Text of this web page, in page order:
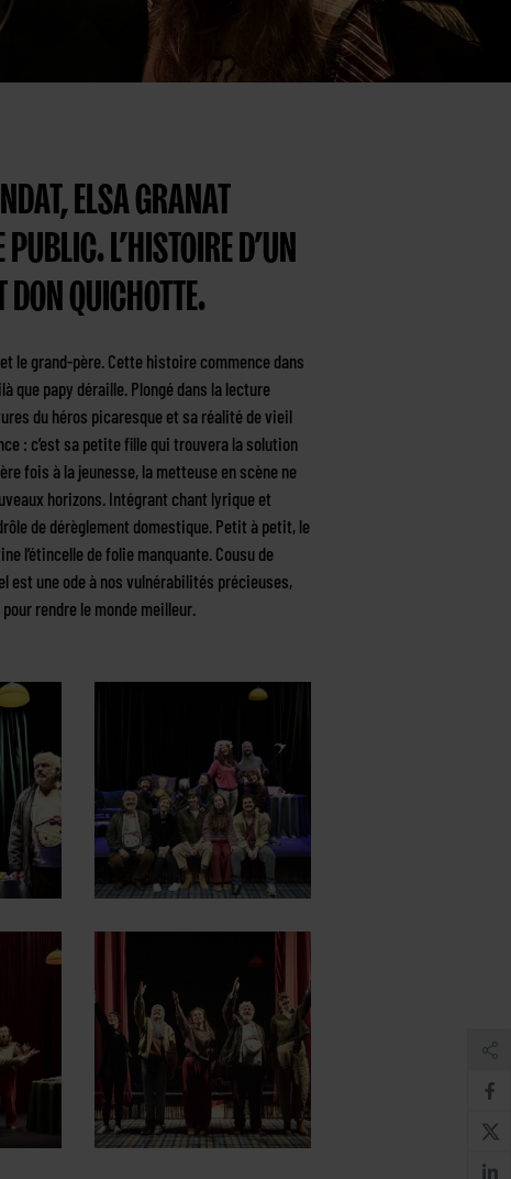
ELSA GRANAT
L’HISTOIRE D’UN
QUICHOTTE.
le grand-père. Cette histoire commence dans
que papy déraille. Plongé dans la lecture
du héros picaresque et sa réalité de vieil
: c’est sa petite fille qui trouvera la solution
fois à la jeunesse, la metteuse en scène ne
horizons. Intégrant chant lyrique et
de dérèglement domestique. Petit à petit, le
l’étincelle de folie manquante. Cousu de
est une ode à nos vulnérabilités précieuses,
rendre le monde meilleur.